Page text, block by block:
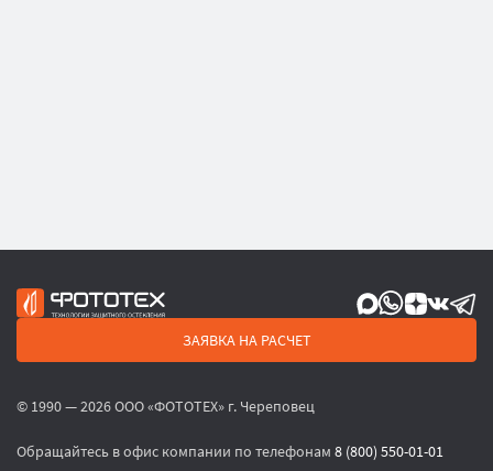
ЗАЯВКА НА РАСЧЕТ
© 1990 — 2026 ООО «ФОТОТЕХ» г. Череповец
Обращайтесь в офис компании по телефонам 8 (800) 550-01-01